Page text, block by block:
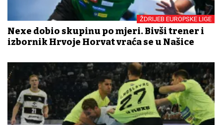
ŽDRIJEB EUROPSKE LIGE
Nexe dobio skupinu po mjeri. Bivši trener i
izbornik Hrvoje Horvat vraća se u Našice